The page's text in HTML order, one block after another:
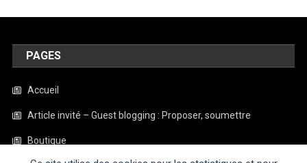
PAGES
Accueil
Article invité – Guest blogging : Proposer, soumettre
Boutique